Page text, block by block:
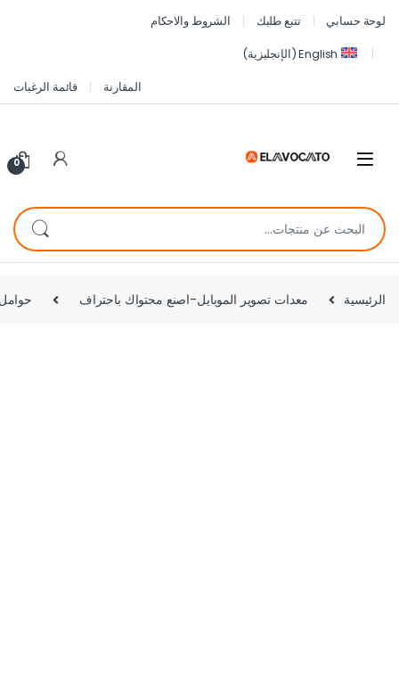
لوحة حسابي تتبع طلبك
الشروط والاحكام
English
(الإنجليزية)
المقارنة
قائمة الرغبات
0
الرئيسية معدات تصوير الموبايل-اصنع محتواك باحتراف حوامل